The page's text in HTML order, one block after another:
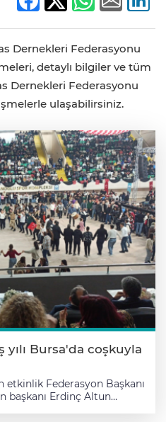
Dernekleri Federasyonu
detaylı bilgiler ve tüm
Dernekleri Federasyonu
ulaşabilirsiniz.
Bursa'da coşkuyla
etkinlik Federasyon Başkanı
başkanı Erdinç Altun